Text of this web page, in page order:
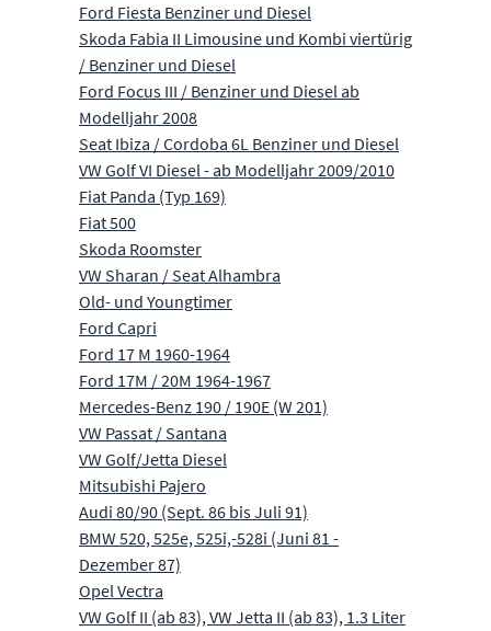
Ford Fiesta Benziner und Diesel
Skoda Fabia II Limousine und Kombi viertürig
/ Benziner und Diesel
Ford Focus III / Benziner und Diesel ab
Modelljahr 2008
Seat Ibiza / Cordoba 6L Benziner und Diesel
VW Golf VI Diesel - ab Modelljahr 2009/2010
Fiat Panda (Typ 169)
Fiat 500
Skoda Roomster
VW Sharan / Seat Alhambra
Old- und Youngtimer
Ford Capri
Ford 17 M 1960-1964
Ford 17M / 20M 1964-1967
Mercedes-Benz 190 / 190E (W 201)
VW Passat / Santana
VW Golf/Jetta Diesel
Mitsubishi Pajero
Audi 80/90 (Sept. 86 bis Juli 91)
BMW 520, 525e, 525i,-528i (Juni 81 -
Dezember 87)
Opel Vectra
VW Golf II (ab 83), VW Jetta II (ab 83), 1.3 Liter